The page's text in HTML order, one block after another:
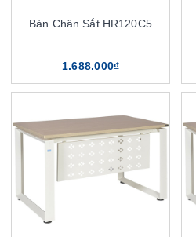
Bàn Chân Sắt HR120C5
1.688.000₫